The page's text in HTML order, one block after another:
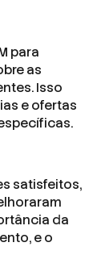
para
as
Isso
e ofertas
satisfeitos,
da
e o